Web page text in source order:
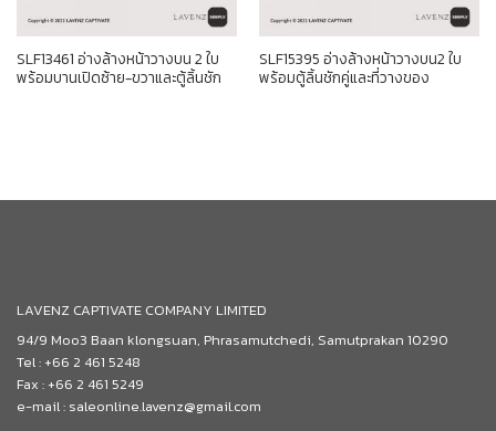
SLF13461 อ่างล้างหน้าวางบน 2 ใบ
พร้อมบานเปิดซ้าย-ขวาและตู้ลิ้นชัก
SLF15395 อ่างล้างหน้าวางบน2 ใบ
พร้อมตู้ลิ้นชักคู่และที่วางของ
LAVENZ CAPTIVATE COMPANY LIMITED
94/9 Moo3 Baan klongsuan, Phrasamutchedi, Samutprakan 10290
Tel : +66 2 461 5248
Fax : +66 2 461 5249
e-mail : saleonline.lavenz@gmail.com